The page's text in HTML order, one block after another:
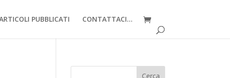
PUBBLICATI CONTATTACI…
Cerca